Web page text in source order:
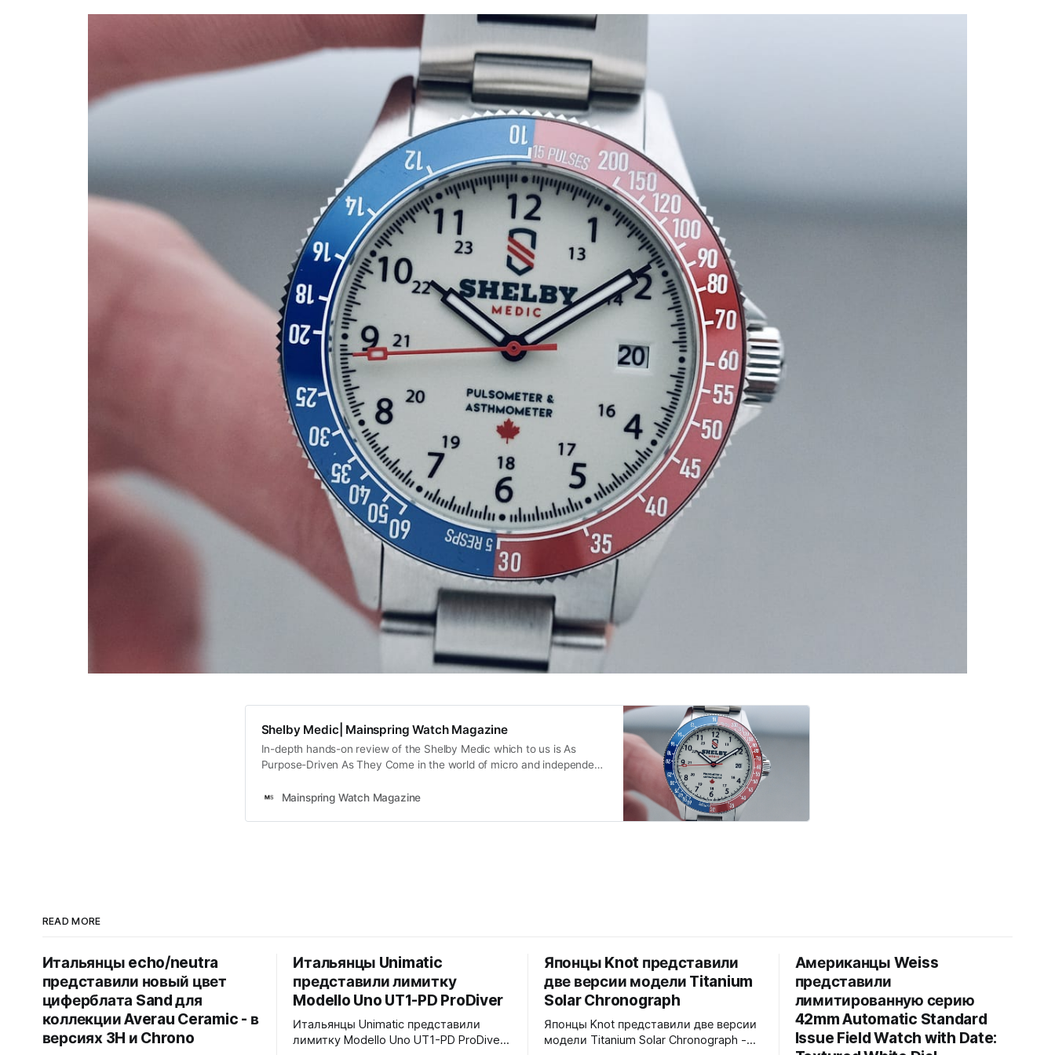
Shelby Medic| Mainspring Watch Magazine
In-depth hands-on review of the Shelby Medic which to us is As
Purpose-Driven As They Come in the world of micro and independent
Mainspring Watch Magazine
READ MORE
Итальянцы echo/neutra
представили новый цвет
циферблата Sand для
коллекции Averau Ceramic - в
версиях 3H и Chrono
Итальянцы Unimatic
представили лимитку
Modello Uno UT1-PD ProDiver
Итальянцы Unimatic представили
лимитку Modello Uno UT1-PD ProDiver.
Японцы Knot представили
две версии модели Titanium
Solar Chronograph
Японцы Knot представили две версии
модели Titanium Solar Chronograph -
Американцы Weiss
представили
лимитированную серию
42mm Automatic Standard
Issue Field Watch with Date: